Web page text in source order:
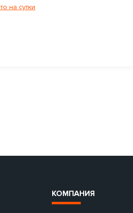
на сутки
КОМПАНИЯ